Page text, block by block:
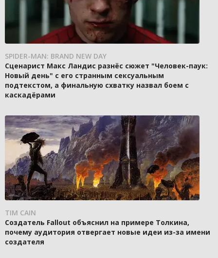
SPIDER-MAN: BRAND NEW DAY
Сценарист Макс Ландис разнёс сюжет "Человек-паук:
Новый день" с его странным сексуальным
подтекстом, а финальную схватку назвал боем с
каскадёрами
TIM CAIN
Создатель Fallout объяснил на примере Толкина,
почему аудитория отвергает новые идеи из-за имени
создателя